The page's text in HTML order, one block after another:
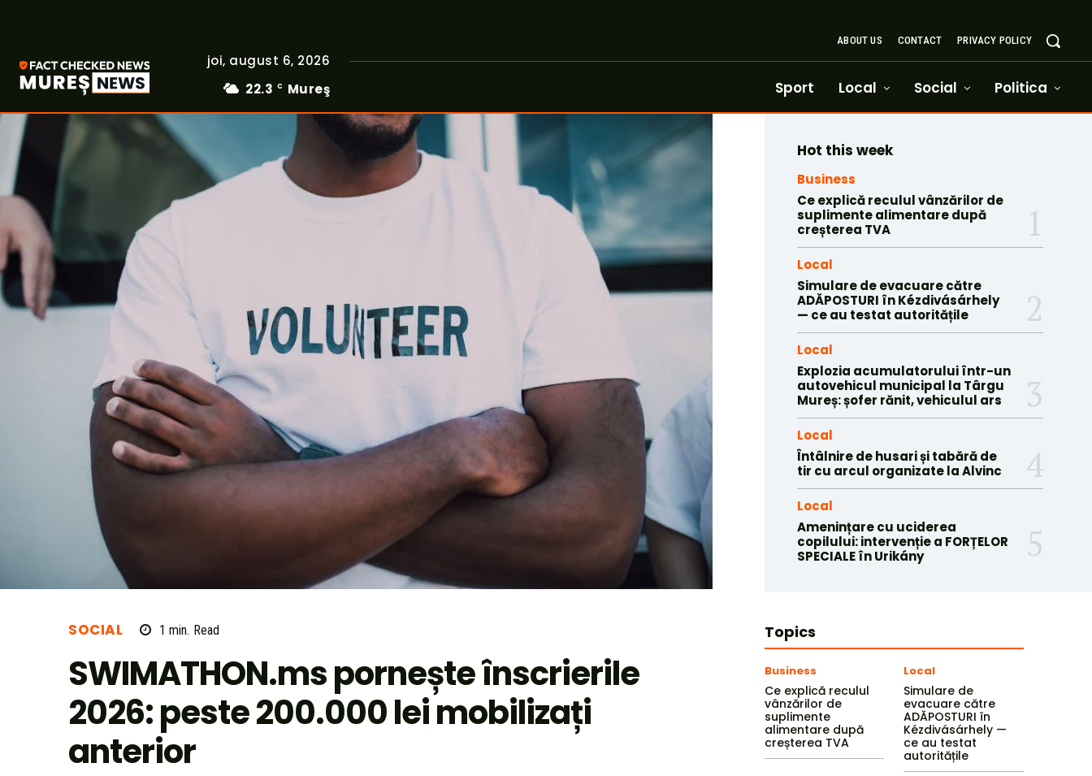
joi, august 6, 2026
22.3 C Mureş
ABOUT US CONTACT PRIVACY POLICY
Sport Local Social Politica
SOCIAL 1 min. Read
SWIMATHON.ms pornește înscrierile
2026: peste 200.000 lei mobilizați
anterior
Hot this week
Business
Ce explică reculul vânzărilor de
suplimente alimentare după
creșterea TVA
Local
Simulare de evacuare către
ADĂPOSTURI în Kézdivásárhely
— ce au testat autoritățile
Local
Explozia acumulatorului într-un
autovehicul municipal la Târgu
Mureș: șofer rănit, vehiculul ars
Local
Întâlnire de husari și tabără de
tir cu arcul organizate la Alvinc
Local
Amenințare cu uciderea
copilului: intervenție a FORȚELOR
SPECIALE în Urikány
Topics
Business
Ce explică reculul
vânzărilor de
suplimente
alimentare după
creșterea TVA
Local
Simulare de
evacuare către
ADĂPOSTURI în
Kézdivásárhely —
ce au testat
autoritățile